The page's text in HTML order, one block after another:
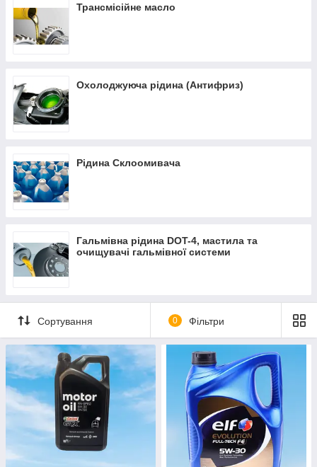
Трансмісійне масло
Охолоджуюча рідина (Антифриз)
Рідина Склоомивача
Гальмівна рідина DOT-4, мастила та
очищувачі гальмівної системи
Сортування 0 Фільтри